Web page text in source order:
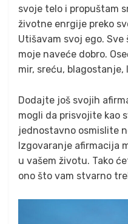
svoje telo i propuštam
životne enrgije preko
Utišavam svoj ego. Sve
moje naveće dobro.
mir, sreću,
Dodajte još svojih
mogli da prisvojite kao
jednostavno osmislite
Izgovaranje afirmacija
u vašem životu. Tako
ono što vam stvarno